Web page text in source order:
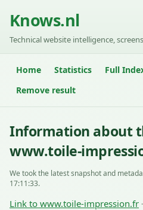
Knows.nl
Technical website intelligence,
Home Statistics Full
Remove result
Information about
www.toile-
We took the latest snapshot and
17:11:33.
Link to www.toile-impression.fr ·